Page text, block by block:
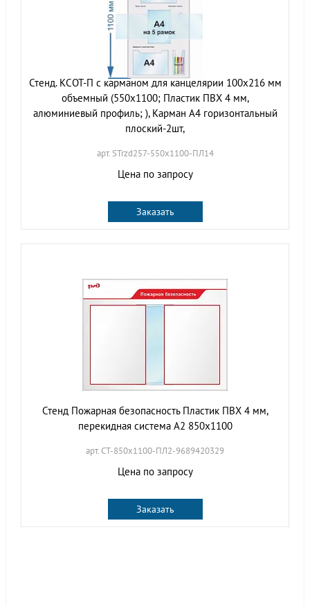
Стенд. КСОТ-П с карманом для канцелярии 100х216 мм
объемный (550х1100; Пластик ПВХ 4 мм,
алюминиевый профиль; ), Карман А4 горизонтальный
плоский-2шт,
арт. STrzd257-550х1100-ПЛ14
Цена по запросу
Заказать
Стенд Пожарная безопасность Пластик ПВХ 4 мм,
перекидная система А2 850х1100
арт. СТ-850х1100-ПЛ2-9689420329
Цена по запросу
Заказать